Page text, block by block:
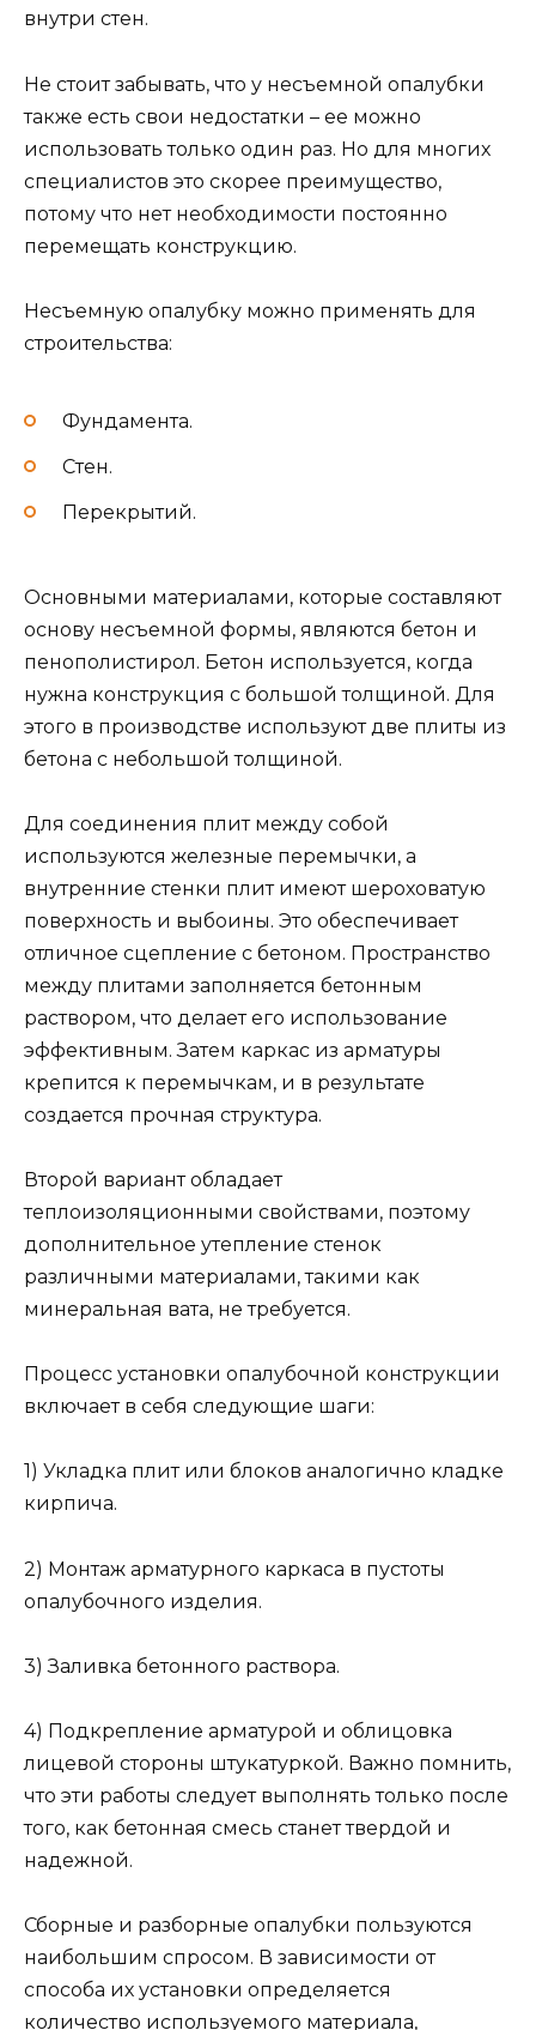
внутри стен.
Не стоит забывать, что у несъемной опалубки
также есть свои недостатки – ее можно
использовать только один раз. Но для многих
специалистов это скорее преимущество,
потому что нет необходимости постоянно
перемещать конструкцию.
Несъемную опалубку можно применять для
строительства:
Фундамента.
Стен.
Перекрытий.
Основными материалами, которые составляют
основу несъемной формы, являются бетон и
пенополистирол. Бетон используется, когда
нужна конструкция с большой толщиной. Для
этого в производстве используют две плиты из
бетона с небольшой толщиной.
Для соединения плит между собой
используются железные перемычки, а
внутренние стенки плит имеют шероховатую
поверхность и выбоины. Это обеспечивает
отличное сцепление с бетоном. Пространство
между плитами заполняется бетонным
раствором, что делает его использование
эффективным. Затем каркас из арматуры
крепится к перемычкам, и в результате
создается прочная структура.
Второй вариант обладает
теплоизоляционными свойствами, поэтому
дополнительное утепление стенок
различными материалами, такими как
минеральная вата, не требуется.
Процесс установки опалубочной конструкции
включает в себя следующие шаги:
1) Укладка плит или блоков аналогично кладке
кирпича.
2) Монтаж арматурного каркаса в пустоты
опалубочного изделия.
3) Заливка бетонного раствора.
4) Подкрепление арматурой и облицовка
лицевой стороны штукатуркой. Важно помнить,
что эти работы следует выполнять только после
того, как бетонная смесь станет твердой и
надежной.
Сборные и разборные опалубки пользуются
наибольшим спросом. В зависимости от
способа их установки определяется
количество используемого материала,